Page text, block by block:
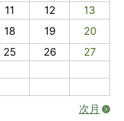
11 12
13
18 19
20
25 26
27
次月